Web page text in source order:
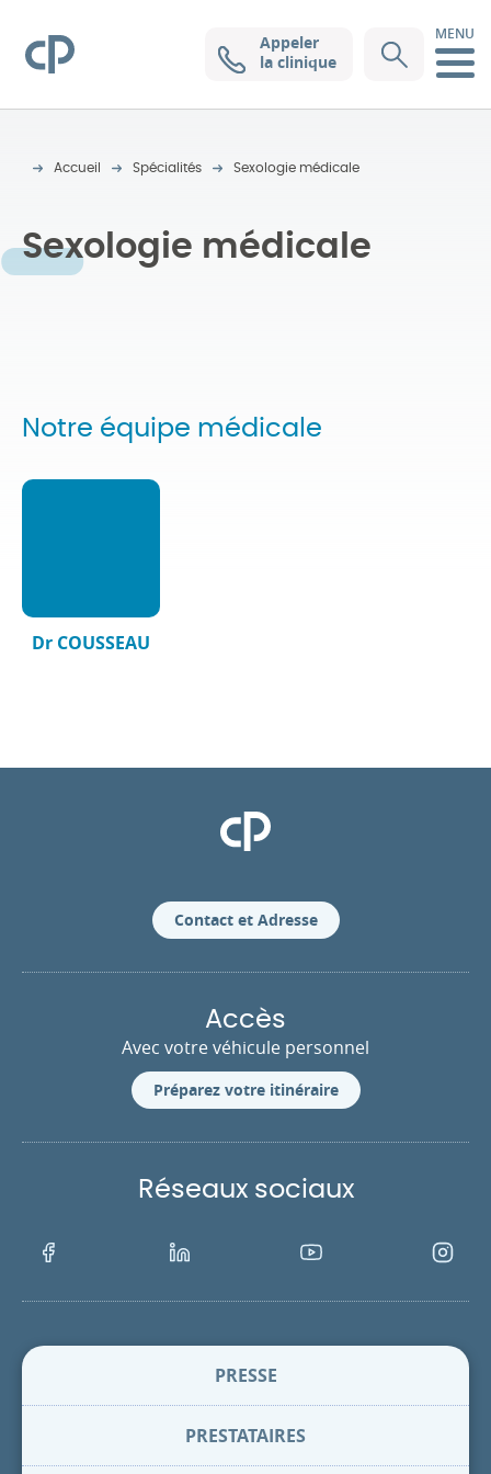
Clinique Pasteur
Appeler
la clinique
MENU
Accueil Spécialités Sexologie médicale
Sexologie médicale
Notre équipe médicale
Dr COUSSEAU
Clinique Pasteur
Contact et Adresse
Accès
Avec votre véhicule personnel
Préparez votre itinéraire
Réseaux sociaux
Facebook LinkedIn Youtube
PRESSE
PRESTATAIRES